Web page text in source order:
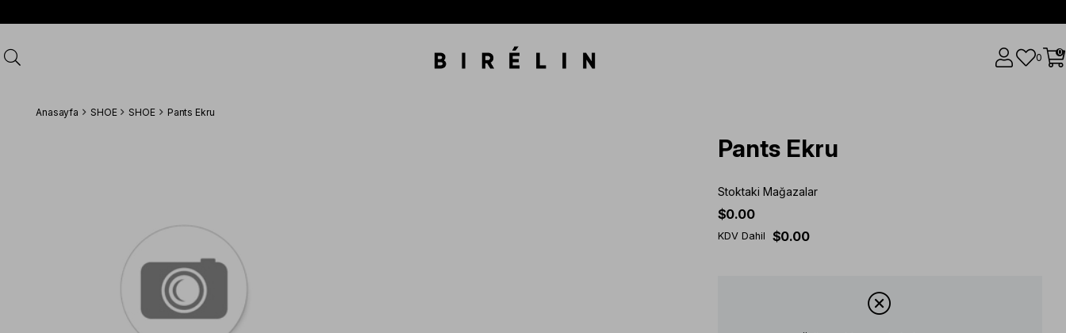
0 0
Anasayfa SHOE SHOE Pants Ekru
Pants Ekru
Stoktaki Mağazalar
$0.00
KDV Dahil $0.00